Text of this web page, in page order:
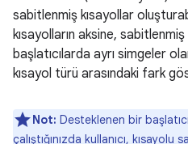
sabitlenmiş kısayollar
kısayolların aksine,
başlatıcılarda ayrı simgeler
kısayol türü arasındaki fark
Not: Desteklenen bir
çalıştığınızda kullanıcı,